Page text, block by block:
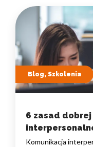
Blog, Szkolenia
6 zasad
Komunikacja